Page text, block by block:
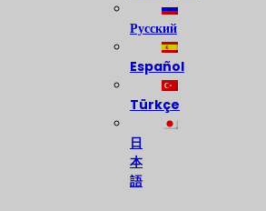
Русский
Español
Türkçe
日
本
語